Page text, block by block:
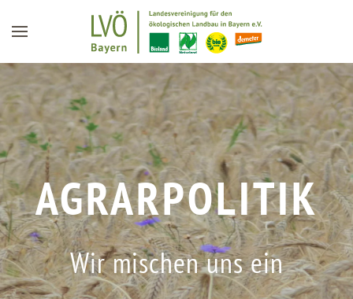
Zum Hauptinhalt springen
AGRARPOLITIK
Wir mischen uns ein